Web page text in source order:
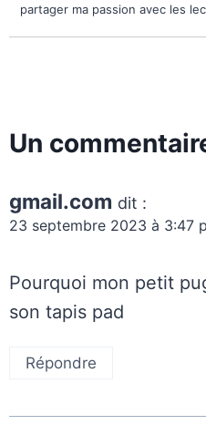
partager ma passion avec les
Un
gmail.com dit :
23 septembre 2023 à 3:47
Pourquoi mon petit
son tapis pad
Répondre